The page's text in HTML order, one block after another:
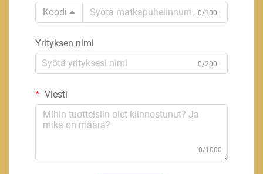
Koodi
0/100
Yrityksen nimi
0/200
Viesti
0/1000